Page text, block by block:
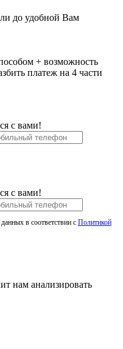
до удобной Вам
+ возможность
платеж на 4 части
с вами!
с вами!
в соответствии с Политикой
нам анализировать